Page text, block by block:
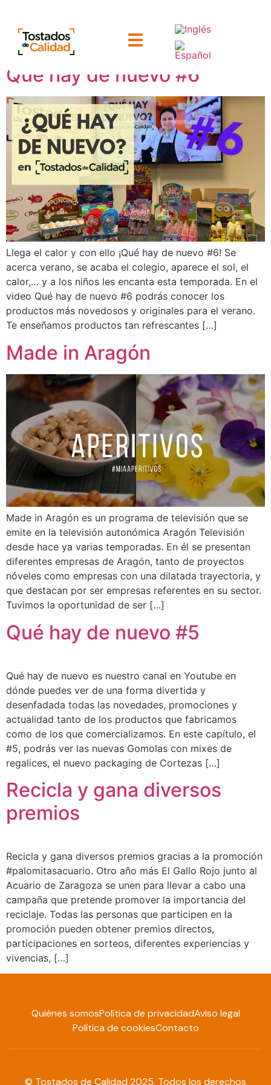
Mes: abril 2023
Qué hay de nuevo #6
Llega el calor y con ello ¡Qué hay de nuevo #6! Se
acerca verano, se acaba el colegio, aparece el sol, el
calor,… y a los niños les encanta esta temporada. En el
video Qué hay de nuevo #6 podrás conocer los
productos más novedosos y originales para el verano.
Te enseñamos productos tan refrescantes […]
Made in Aragón
Made in Aragón es un programa de televisión que se
emite en la televisión autonómica Aragón Televisión
desde hace ya varias temporadas. En él se presentan
diferentes empresas de Aragón, tanto de proyectos
nóveles como empresas con una dilatada trayectoria, y
que destacan por ser empresas referentes en su sector.
Tuvimos la oportunidad de ser […]
Qué hay de nuevo #5
Qué hay de nuevo es nuestro canal en Youtube en
dónde puedes ver de una forma divertida y
desenfadada todas las novedades, promociones y
actualidad tanto de los productos que fabricamos
como de los que comercializamos. En este capítulo, el
#5, podrás ver las nuevas Gomolas con mixes de
regalices, el nuevo packaging de Cortezas […]
Recicla y gana diversos
premios
Recicla y gana diversos premios gracias a la promoción
#palomitasacuario. Otro año más El Gallo Rojo junto al
Acuario de Zaragoza se unen para llevar a cabo una
campaña que pretende promover la importancia del
reciclaje. Todas las personas que participen en la
promoción pueden obtener premios directos,
participaciones en sorteos, diferentes experiencias y
vivencias, […]
Quiénes somosPolítica de privacidadAviso legal
Política de cookiesContacto
© Tostados de Calidad 2025. Todos los derechos